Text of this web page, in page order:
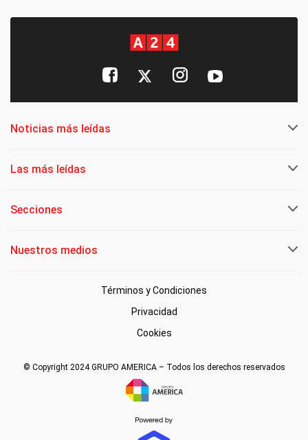
Noticias más leídas
Las más leídas
Secciones
Nuestros medios
Términos y Condiciones
Privacidad
Cookies
© Copyright 2024 GRUPO AMERICA – Todos los derechos reservados